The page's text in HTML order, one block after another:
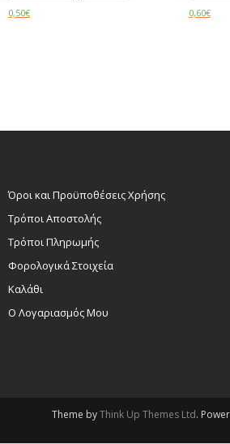
0,50€ 0,60€
Όροι και Προϋποθέσεις Χρήσης
Τρόποι Αποστολής
Τρόποι Πληρωμής
Φορολογικά Στοιχεία
Καλάθι
Ο Λογαριασμός Μου
Theme byThink Up Themes Ltd.